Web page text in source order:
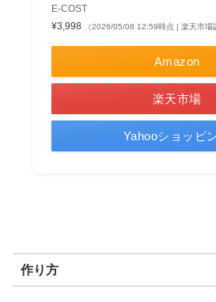
E-COST
¥3,998
（2026/05/08 12:59時点 | 楽天市場
Amazon
楽天市場
Yahooショッピ
作り方